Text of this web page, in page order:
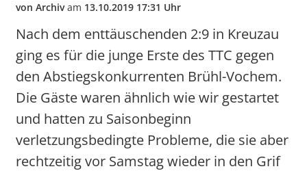
von Archivam 13.10.2019 17:31 Uhr
Nach dem enttäuschenden 2:9 in Kreuzau
ging es für die junge Erste des TTC gegen
den Abstiegskonkurrenten Brühl-Vochem.
Die Gäste waren ähnlich wie wir gestartet
und hatten zu Saisonbeginn
verletzungsbedingte Probleme, die sie aber
rechtzeitig vor Samstag wieder in den Grif